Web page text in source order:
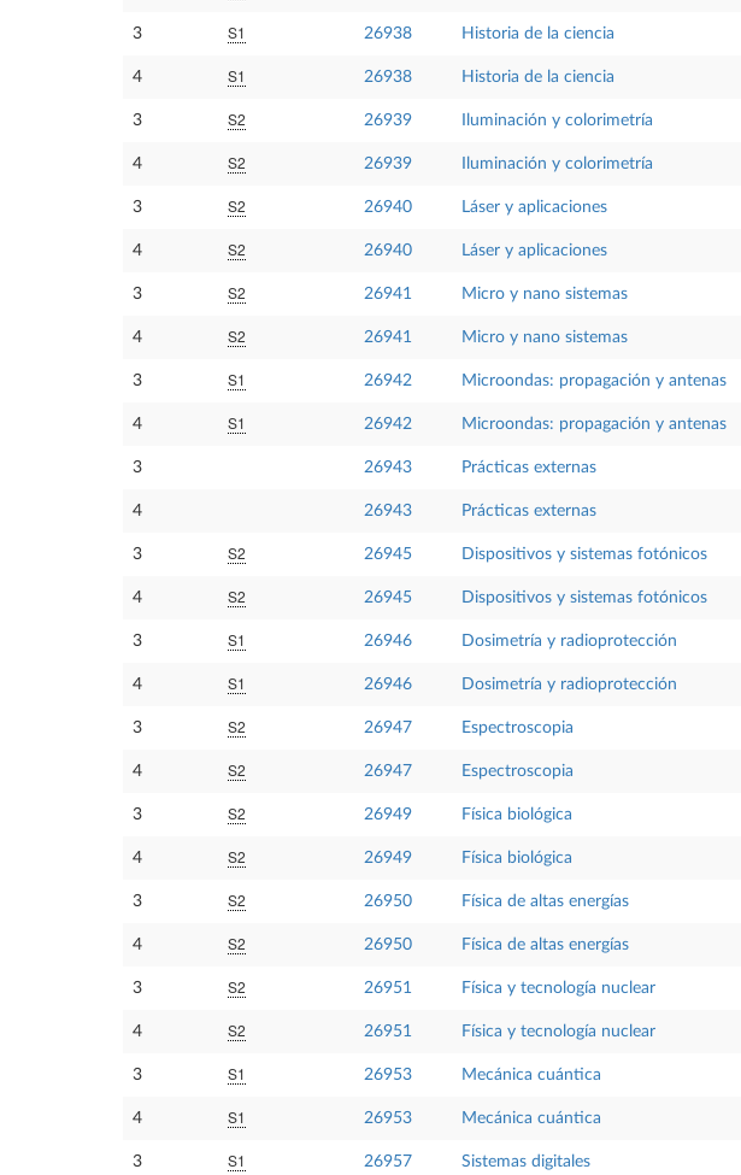
3 S1 26938 Historia de la ciencia
4 S1 26938 Historia de la ciencia
3 S2 26939 Iluminación y colorimetría
4 S2 26939 Iluminación y colorimetría
3 S2 26940 Láser y aplicaciones
4 S2 26940 Láser y aplicaciones
3 S2 26941 Micro y nano sistemas
4 S2 26941 Micro y nano sistemas
3 S1 26942 Microondas: propagación y antenas
4 S1 26942 Microondas: propagación y antenas
3 26943 Prácticas externas
4 26943 Prácticas externas
3 S2 26945 Dispositivos y sistemas fotónicos
4 S2 26945 Dispositivos y sistemas fotónicos
3 S1 26946 Dosimetría y radioprotección
4 S1 26946 Dosimetría y radioprotección
3 S2 26947 Espectroscopia
4 S2 26947 Espectroscopia
3 S2 26949 Física biológica
4 S2 26949 Física biológica
3 S2 26950 Física de altas energías
4 S2 26950 Física de altas energías
3 S2 26951 Física y tecnología nuclear
4 S2 26951 Física y tecnología nuclear
3 S1 26953 Mecánica cuántica
4 S1 26953 Mecánica cuántica
3 S1 26957 Sistemas digitales